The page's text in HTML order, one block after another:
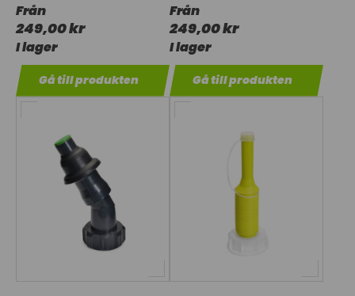
Från
249,00 kr
I lager
Gå till produkten
Från
249,00 kr
I lager
Gå till produkten